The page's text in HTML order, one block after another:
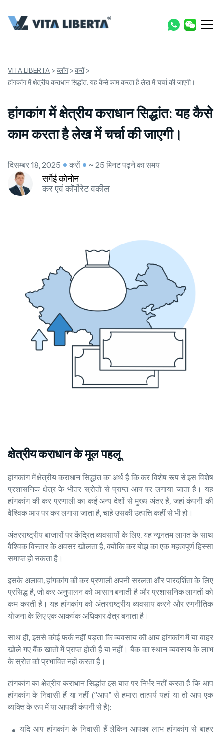
VITA LIBERTA > ब्लॉग> करों>
हांगकांग में क्षेत्रीय कराधान सिद्धांत: यह कैसे काम करता है लेख में चर्चा की जाएगी।
हांगकांग में क्षेत्रीय कराधान सिद्धांत: यह कैसे
काम करता है लेख में चर्चा की जाएगी।
दिसम्बर 18, 2025 करों ~ 25 मिनट पढ़ने का समय
सर्गेई कोनोन
कर एवं कॉर्पोरेट वकील
क्षेत्रीय कराधान के मूल पहलू
हांगकांग में क्षेत्रीय कराधान सिद्धांत का अर्थ है कि कर विशेष रूप से इस विशेष
प्रशासनिक क्षेत्र के भीतर स्रोतों से प्राप्त आय पर लगाया जाता है। यह
हांगकांग की कर प्रणाली का कई अन्य देशों से मुख्य अंतर है, जहां कंपनी की
वैश्विक आय पर कर लगाया जाता है, चाहे उसकी उत्पत्ति कहीं से भी हो।
अंतरराष्ट्रीय बाजारों पर केंद्रित व्यवसायों के लिए, यह न्यूनतम लागत के साथ
वैश्विक विस्तार के अवसर खोलता है, क्योंकि कर बोझ का एक महत्वपूर्ण हिस्सा
समाप्त हो सकता है।
इसके अलावा, हांगकांग की कर प्रणाली अपनी सरलता और पारदर्शिता के लिए
प्रसिद्ध है, जो कर अनुपालन को आसान बनाती है और प्रशासनिक लागतों को
कम करती है। यह हांगकांग को अंतरराष्ट्रीय व्यवसाय करने और रणनीतिक
योजना के लिए एक आकर्षक अधिकार क्षेत्र बनाता है।
साथ ही, इससे कोई फर्क नहीं पड़ता कि व्यवसाय की आय हांगकांग में या बाहर
खोले गए बैंक खातों में प्राप्त होती है या नहीं। बैंक का स्थान व्यवसाय के लाभ
के स्रोत को प्रभावित नहीं करता है।
हांगकांग का क्षेत्रीय कराधान सिद्धांत इस बात पर निर्भर नहीं करता है कि आप
हांगकांग के निवासी हैं या नहीं (“आप” से हमारा तात्पर्य यहां या तो आप एक
व्यक्ति के रूप में या आपकी कंपनी से है):
यदि आप हांगकांग के निवासी हैं लेकिन आपका लाभ हांगकांग से बाहर